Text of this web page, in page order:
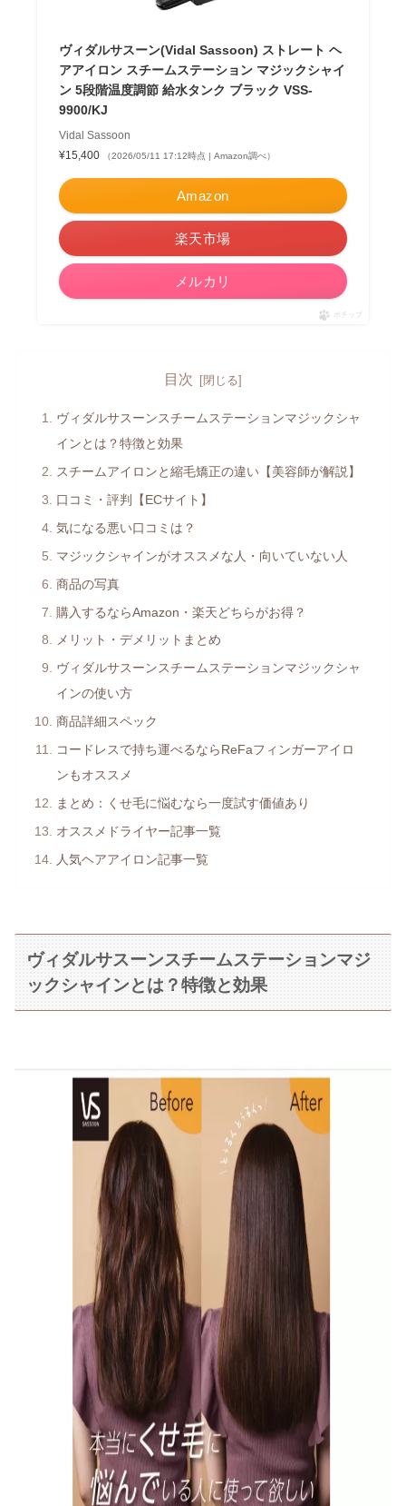
ヴィダルサスーン(Vidal Sassoon) ストレート ヘ
アアイロン スチームステーション マジックシャイ
ン 5段階温度調節 給水タンク ブラック VSS-
9900/KJ
Vidal Sassoon
¥15,400
（2026/05/11 17:12時点 | Amazon調べ）
Amazon
楽天市場
メルカリ
ポチップ
目次
ヴィダルサスーンスチームステーションマジックシャ
インとは？特徴と効果
スチームアイロンと縮毛矯正の違い【美容師が解説】
口コミ・評判【ECサイト】
気になる悪い口コミは？
マジックシャインがオススメな人・向いていない人
商品の写真
購入するならAmazon・楽天どちらがお得？
メリット・デメリットまとめ
ヴィダルサスーンスチームステーションマジックシャ
インの使い方
商品詳細スペック
コードレスで持ち運べるならReFaフィンガーアイロ
ンもオススメ
まとめ：くせ毛に悩むなら一度試す価値あり
オススメドライヤー記事一覧
人気ヘアアイロン記事一覧
ヴィダルサスーンスチームステーションマジ
ックシャインとは？特徴と効果